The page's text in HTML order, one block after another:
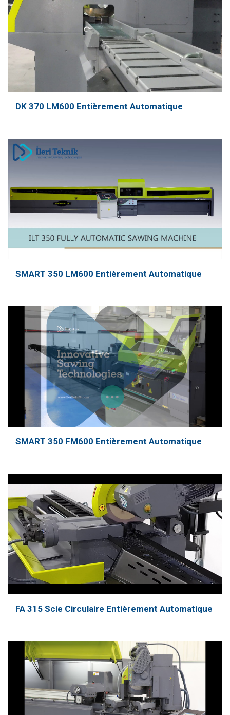
DK 370 LM600 Entièrement Automatique
SMART 350 LM600 Entièrement Automatique
SMART 350 FM600 Entièrement Automatique
FA 315 Scie Circulaire Entièrement Automatique